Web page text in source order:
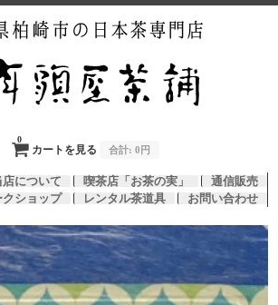
カートを見る
0
合計: 0円
店について 喫茶店「お茶の実」
通信販売
クショップ レンタル茶道具 お問い合わせ